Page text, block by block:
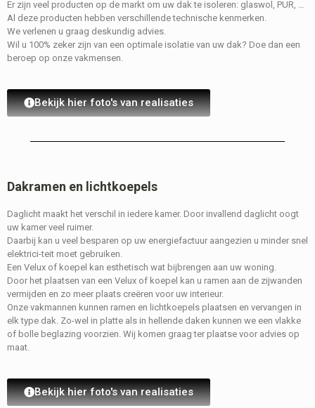
Er zijn veel producten op de markt om uw dak te isoleren: glaswol, PUR, …
Al deze producten hebben verschillende technische kenmerken.
We verlenen u graag deskundig advies.
Wil u 100% zeker zijn van een optimale isolatie van uw dak? Doe dan een
beroep op onze vakmensen.
Bekijk hier foto's van realisaties
Dakramen en lichtkoepels
Daglicht maakt het verschil in iedere kamer. Door invallend daglicht oogt
uw kamer veel ruimer.
Daarbij kan u veel besparen op uw energiefactuur aangezien u minder snel
elektrici-teit moet gebruiken.
Een Velux of koepel kan esthetisch wat bijbrengen aan uw woning.
Door het plaatsen van een Velux of koepel kan u ramen aan de zijwanden
vermijden en zo meer plaats creëren voor uw interieur.
Onze vakmannen kunnen ramen en lichtkoepels plaatsen en vervangen in
elk type dak. Zo-wel in platte als in hellende daken kunnen we een vlakke
of bolle beglazing voorzien. Wij komen graag ter plaatse voor advies op
maat.
Bekijk hier foto's van realisaties